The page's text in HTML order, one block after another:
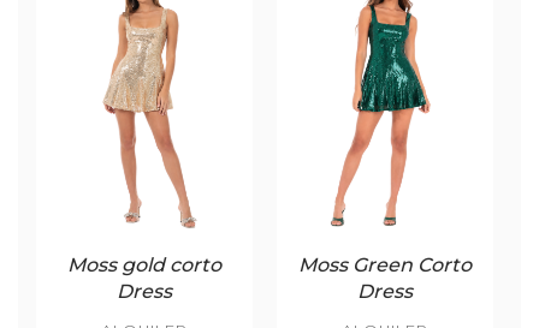
Moss gold corto
Dress
Moss Green Corto
Dress